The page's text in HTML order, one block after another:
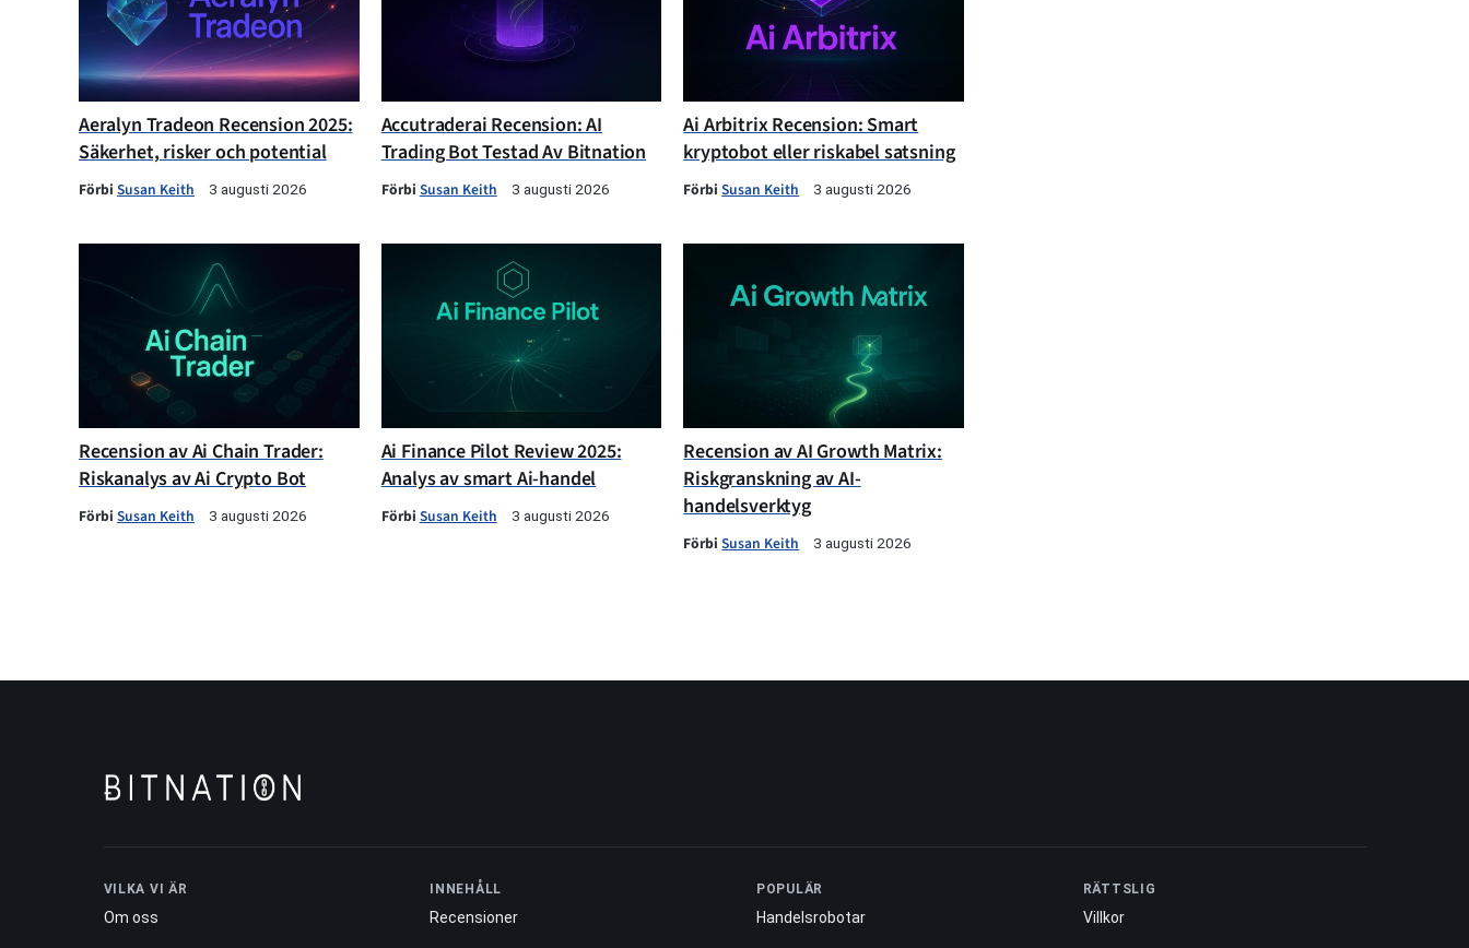
Aeralyn Tradeon Recension 2025:
Säkerhet, risker och potential
Förbi Susan Keith 3 augusti 2026
Accutraderai Recension: AI
Trading Bot Testad Av Bitnation
Förbi Susan Keith 3 augusti 2026
Ai Arbitrix Recension: Smart
kryptobot eller riskabel satsning
FörbiSusan Keith 3 augusti 2026
Recension av Ai Chain Trader:
Riskanalys av Ai Crypto Bot
Förbi Susan Keith 3 augusti 2026
Ai Finance Pilot Review 2025:
Analys av smart Ai-handel
Förbi Susan Keith 3 augusti 2026
Recension av AI Growth Matrix:
Riskgranskning av AI-
handelsverktyg
FörbiSusan Keith 3 augusti 2026
VILKA VI ÄR
Om oss
INNEHÅLL
Recensioner
POPULÄR
Handelsrobotar
RÄTTSLIG
Villkor